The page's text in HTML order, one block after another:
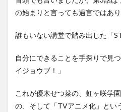
の始まりと言っても過言ではあり
誰もいない講堂で踏み出した「
自分にできることを手探りで見
イジョウブ！」
これが優木せつ菜の、虹ヶ咲学
の、そして「TVアニメ化」とい